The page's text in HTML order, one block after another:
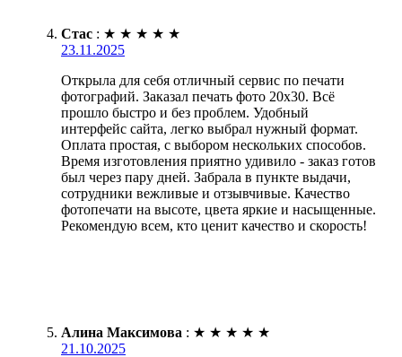
Стас : ★ ★ ★ ★ ★
23.11.2025
Открыла для себя отличный сервис по печати
фотографий. Заказал печать фото 20х30. Всё
прошло быстро и без проблем. Удобный
интерфейс сайта, легко выбрал нужный формат.
Оплата простая, с выбором нескольких способов.
Время изготовления приятно удивило - заказ готов
был через пару дней. Забрала в пункте выдачи,
сотрудники вежливые и отзывчивые. Качество
фотопечати на высоте, цвета яркие и насыщенные.
Рекомендую всем, кто ценит качество и скорость!
Алина Максимова : ★ ★ ★ ★ ★
21.10.2025